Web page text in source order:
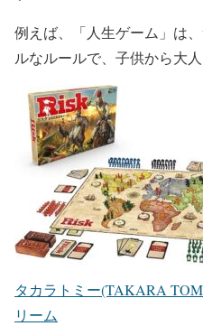
例えば、「人生ゲーム」は
ルなルールで、子供から大
タカラトミー(TAKARA
リーム